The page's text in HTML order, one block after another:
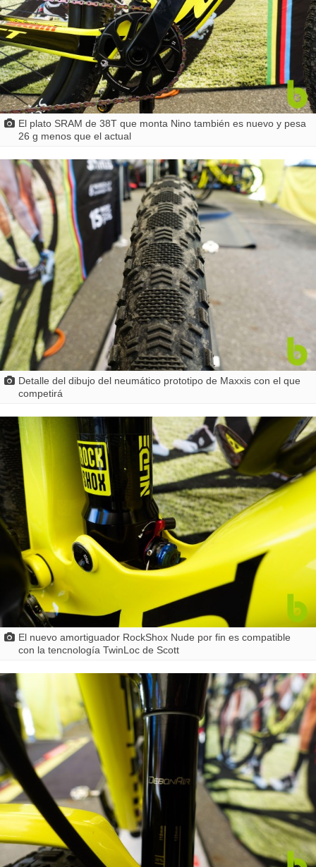
El plato SRAM de 38T que monta Nino también es nuevo y pesa
26 g menos que el actual
Detalle del dibujo del neumático prototipo de Maxxis con el que
competirá
El nuevo amortiguador RockShox Nude por fin es compatible
con la tencnología TwinLoc de Scott